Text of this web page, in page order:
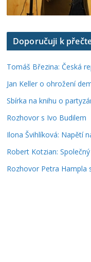
Doporučuji k
Tomáš Březina: Česká
Jan Keller o ohrožení
Sbírka na knihu o
Rozhovor s Ivo Budilem
Ilona Švihlíková: Napětí
Robert Kotzian:
Rozhovor Petra Hampla